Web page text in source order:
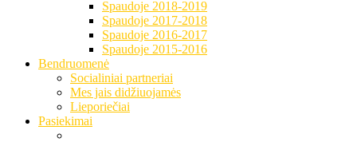
Spaudoje 2018-2019
Spaudoje 2017-2018
Spaudoje 2016-2017
Spaudoje 2015-2016
Bendruomenė
Socialiniai partneriai
Mes jais didžiuojamės
Lieporiečiai
Pasiekimai